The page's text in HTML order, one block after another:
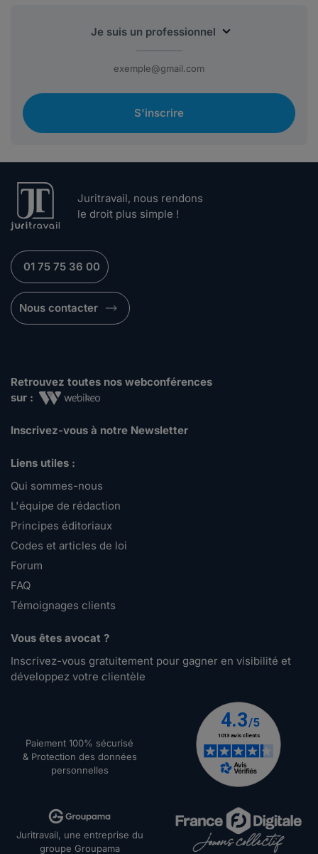
S'inscrire
Juritravail, nous rendons
le droit plus simple !
01 75 75 36 00
Nous contacter
Retrouvez toutes nos webconférences
sur :
Inscrivez-vous à notre Newsletter
Liens utiles :
Qui sommes-nous
L'équipe de rédaction
Principes éditoriaux
Codes et articles de loi
Forum
FAQ
Témoignages clients
Vous êtes avocat ?
Inscrivez-vous gratuitement pour gagner en visibilité et
développez votre clientèle
Paiement 100% sécurisé
& Protection des données
personnelles
Juritravail, une entreprise du
groupe Groupama